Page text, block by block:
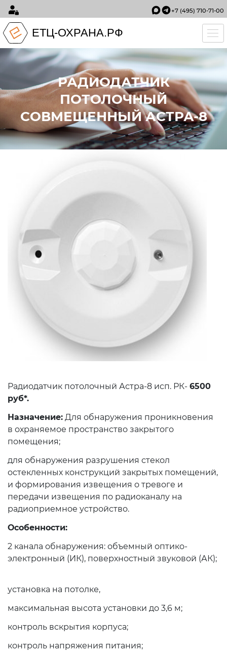
+7 (495) 710-71-00
ЕТЦ-ОХРАНА.РФ
РАДИОДАТЧИК
ПОТОЛОЧНЫЙ
СОВМЕЩЕННЫЙ АСТРА-8
Радиодатчик потолочный Астра-8 исп. РК- 6500
руб*.
Назначение: Для обнаружения проникновения
в охраняемое пространство закрытого
помещения;
для обнаружения разрушения стекол
остекленных конструкций закрытых помещений,
и формирования извещения о тревоге и
передачи извещения по радиоканалу на
радиоприемное устройство.
Особенности:
2 канала обнаружения: объемный оптико-
электронный (ИК), поверхностный звуковой (АК);
установка на потолке,
максимальная высота установки до 3,6 м;
контроль вскрытия корпуса;
контроль напряжения питания;